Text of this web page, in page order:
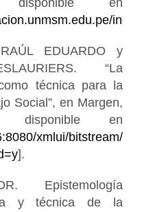
en
EDUARDO y
“La
técnica para la
Social”, en Margen,
en
xmlui/bitstream/
].
Epistemología
y técnica de la